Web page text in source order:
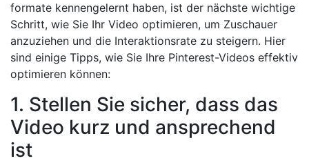
formate kennengelernt haben, ist der nächste wichtige
Schritt, wie Sie Ihr Video optimieren, um Zuschauer
anzuziehen und die Interaktionsrate zu steigern. Hier
sind einige Tipps, wie Sie Ihre Pinterest-Videos effektiv
optimieren können:
1. Stellen Sie sicher, dass das
Video kurz und ansprechend
ist